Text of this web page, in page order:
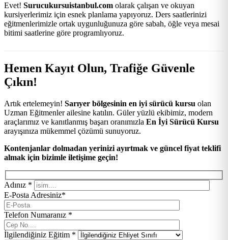
Evet! Surucukursuistanbul.com olarak çalışan ve okuyan
kursiyerlerimiz için esnek planlama yapıyoruz. Ders saatlerinizi
eğitmenlerimizle ortak uygunluğunuza göre sabah, öğle veya mesai
bitimi saatlerine göre programlıyoruz.
Hemen Kayıt Olun, Trafiğe Güvenle
Çıkın!
Artık ertelemeyin! Sarıyer bölgesinin en iyi sürücü kursu olan
Uzman Eğitmenler ailesine katılın. Güler yüzlü ekibimiz, modern
araçlarımız ve kanıtlanmış başarı oranımızla En İyi Sürücü Kursu
arayışınıza mükemmel çözümü sunuyoruz.
Kontenjanlar dolmadan yerinizi ayırtmak ve güncel fiyat teklifi
almak için bizimle iletişime geçin!
Adınız *
E-Posta Adresiniz*
Telefon Numaranız *
İlgilendiğiniz Eğitim *